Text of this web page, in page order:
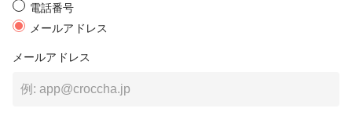
電話番号
メールアドレス
メールアドレス